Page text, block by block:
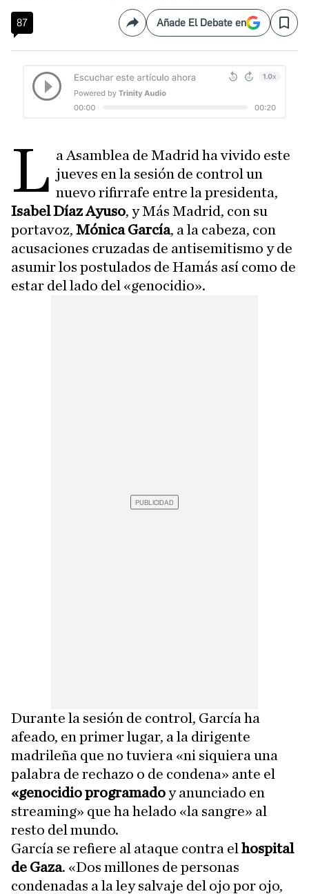
87 CompartirAñade El Debate en Save
L a Asamblea de Madrid ha vivido este
jueves en la sesión de control un
nuevo rifirrafe entre la presidenta,
Isabel Díaz Ayuso, y Más Madrid, con su
portavoz, Mónica García, a la cabeza, con
acusaciones cruzadas de antisemitismo y de
asumir los postulados de Hamás así como de
estar del lado del «genocidio».
Durante la sesión de control, García ha
afeado, en primer lugar, a la dirigente
madrileña que no tuviera «ni siquiera una
palabra de rechazo o de condena» ante el
«genocidio programadoy anunciado en
streaming» que ha helado «la sangre» al
resto del mundo.
García se refiere al ataque contra el hospital
de Gaza. «Dos millones de personas
condenadas a la ley salvaje del ojo por ojo,